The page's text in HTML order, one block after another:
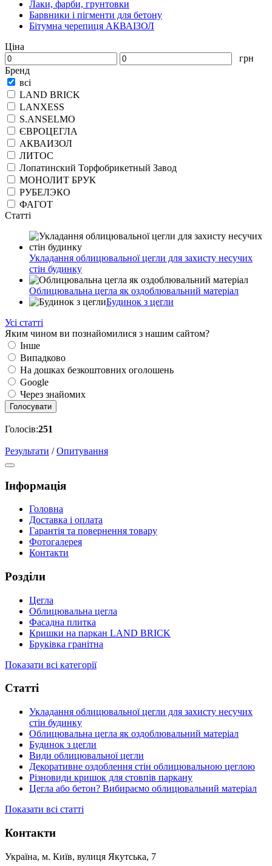
Лаки, фарби, грунтовки
Барвники і пігменти для бетону
Бітумна черепиця АКВАІЗОЛ
Ціна
грн
Бренд
всі
LAND BRICK
LANXESS
S.ANSELMO
ЄВРОЦЕГЛА
АКВАИЗОЛ
ЛИТОС
Лопатинский Торфобрикетный Завод
МОНОЛИТ БРУК
РУБЕЛЭКО
ФАГОТ
Статті
Укладання облицювальної цегли для захисту несучих
стін будинку
Облицювальна цегла як оздоблювальний матеріал
Будинок з цегли
Усі статті
Яким чином ви познайомилися з нашим сайтом?
Інше
Випадково
На дошках безкоштовних оголошень
Google
Через знайомих
Голосувати
Голосів:251
Результати /Опитування
Інформація
Головна
Доставка і оплата
Гарантія та повернення товару
Фотогалерея
Контакти
Розділи
Цегла
Облицювальна цегла
Фасадна плитка
Кришки на паркан LAND BRICK
Бруківка гранітна
Показати всі категорії
Статті
Укладання облицювальної цегли для захисту несучих
стін будинку
Облицювальна цегла як оздоблювальний матеріал
Будинок з цегли
Види облицювальної цегли
Декоративне оздоблення стін облицювальною цеглою
Різновиди кришок для стовпів паркану
Цегла або бетон? Вибираємо облицювальний матеріал
Показати всі статті
Контакти
Україна, м. Київ, вулиця Якутська, 7